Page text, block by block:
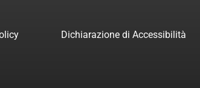
Dichiarazione di Accessibilità